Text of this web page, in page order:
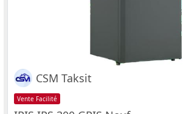
CSM Taksit
Vente Facilité